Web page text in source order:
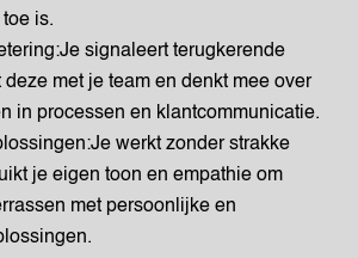
is.
signaleert terugkerende
deze met je team en denkt mee over
in processen en klantcommunicatie.
werkt zonder strakke
je eigen toon en empathie om
met persoonlijke en